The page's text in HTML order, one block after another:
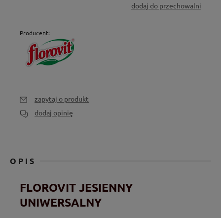
dodaj do przechowalni
Producent:
zapytaj o produkt
dodaj opinię
OPIS
FLOROVIT JESIENNY
UNIWERSALNY